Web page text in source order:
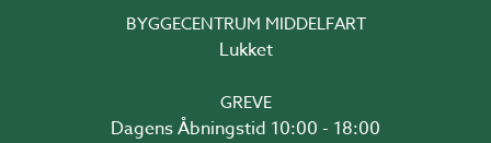
BYGGECENTRUM MIDDELFART
Lukket
GREVE
Dagens Åbningstid 10:00 - 18:00